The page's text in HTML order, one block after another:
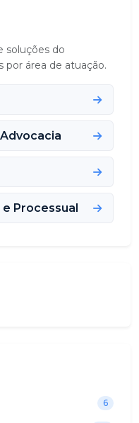
soluções do
por área de atuação.
Processual
6